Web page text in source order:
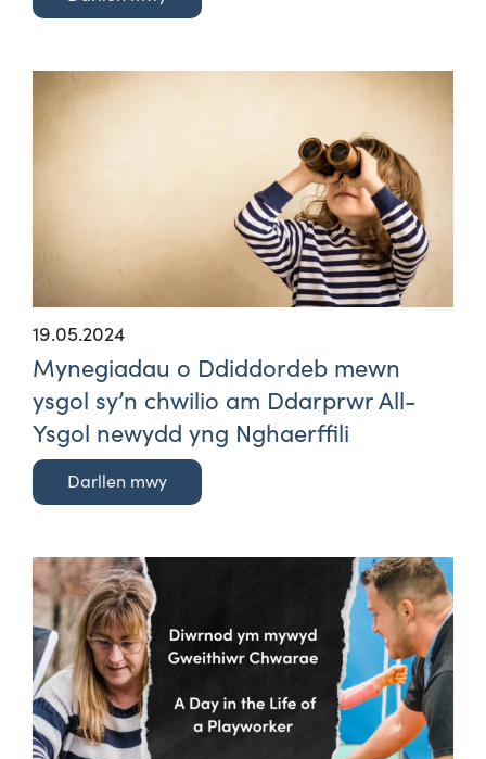
19.05.2024
Mynegiadau o Ddiddordeb mewn
ysgol sy’n chwilio am Ddarprwr All-
Ysgol newydd yng Nghaerffili
Darllen mwy